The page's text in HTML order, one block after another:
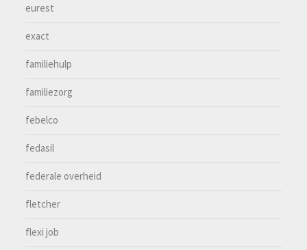
eurest
exact
familiehulp
familiezorg
febelco
fedasil
federale overheid
fletcher
flexi job